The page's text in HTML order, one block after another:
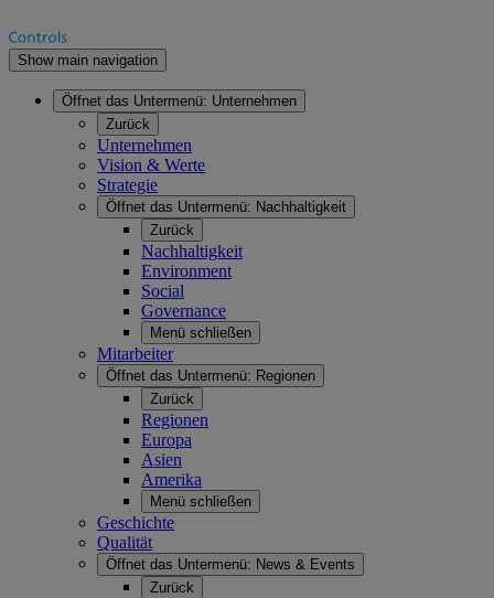
Show main navigation
Öffnet das Untermenü: Unternehmen
Zurück
Unternehmen
Vision & Werte
Strategie
Öffnet das Untermenü: Nachhaltigkeit
Zurück
Nachhaltigkeit
Environment
Social
Governance
Menü schließen
Mitarbeiter
Öffnet das Untermenü: Regionen
Zurück
Regionen
Europa
Asien
Amerika
Menü schließen
Geschichte
Qualität
Öffnet das Untermenü: News & Events
Zurück